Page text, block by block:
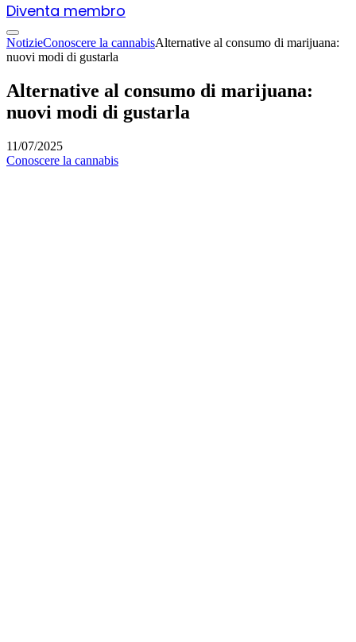
Diventa membro
NotizieConoscere la cannabisAlternative al consumo di marijuana:
nuovi modi di gustarla
Alternative al consumo di marijuana:
nuovi modi di gustarla
11/07/2025
Conoscere la cannabis